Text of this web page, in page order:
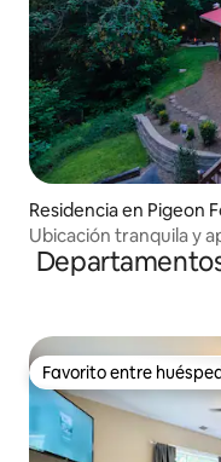
Residencia en Pigeon
Ubicación tranquila y
Favorito entre
Favorito entre